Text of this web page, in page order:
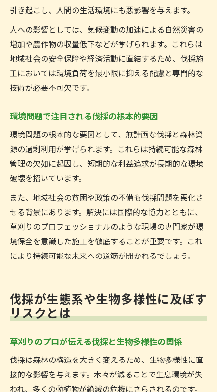
引き起こし、人間の生活環境にも悪影響を与えます。
人への影響としては、気候変動の加速による自然災害の
増加や農作物の収量低下などが挙げられます。これらは
地域社会の安全保障や経済活動に直結するため、伐採施
工においては環境負荷を最小限に抑える配慮と専門的な
技術が必要不可欠です。
環境問題で注目される伐採の根本的要因
環境問題の根本的な要因として、無計画な伐採と森林資
源の過剰利用が挙げられます。これらは持続可能な森林
管理の欠如に起因し、短期的な利益追求が長期的な環境
破壊を招いています。
また、地域社会の貧困や政策の不備も伐採問題を悪化さ
せる背景にあります。解決には国際的な協力とともに、
草刈りのプロフェッショナルのような現場の専門家が環
境保全を意識した施工を徹底することが重要です。これ
により持続可能な未来への道筋が開かれるでしょう。
伐採が生態系や生物多様性に及ぼす
リスクとは
草刈りのプロが伝える伐採と生物多様性の関係
伐採は森林の構造を大きく変えるため、生物多様性に直
接的な影響を与えます。木々が減ることで生息環境が失
われ、多くの動植物が絶滅の危機にさらされるのです。